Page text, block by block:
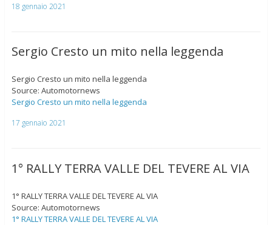
18 gennaio 2021
Sergio Cresto un mito nella leggenda
Sergio Cresto un mito nella leggenda
Source: Automotornews
Sergio Cresto un mito nella leggenda
17 gennaio 2021
1° RALLY TERRA VALLE DEL TEVERE AL VIA
1° RALLY TERRA VALLE DEL TEVERE AL VIA
Source: Automotornews
1° RALLY TERRA VALLE DEL TEVERE AL VIA